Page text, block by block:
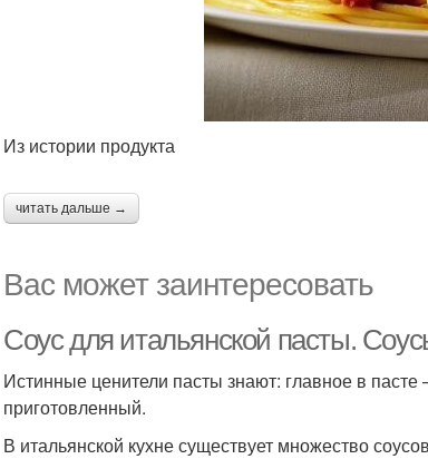
Из истории продукта
читать дальше →
Вас может заинтересовать
Соус для итальянской пасты.
Истинные ценители пасты знают: главное в
приготовленный.
В итальянской кухне существует множество